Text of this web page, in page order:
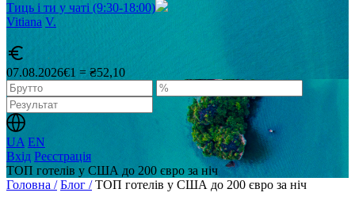
Тиць і ти у чаті (9:30-18:00)
Vitiana V.
07.08.2026€1 = ₴52,10
UA EN
Вхід Реєстрація
ТОП готелів у США до 200 євро за ніч
Головна / Блог / ТОП готелів у США до 200 євро за ніч